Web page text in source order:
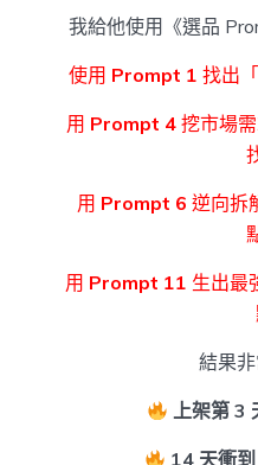
我給他使用《選品
使用 Prompt 1 找出
用 Prompt 4挖市場
用 Prompt 6 逆向拆
用 Prompt 11 生出最
結果非
上架第 3
14 天衝